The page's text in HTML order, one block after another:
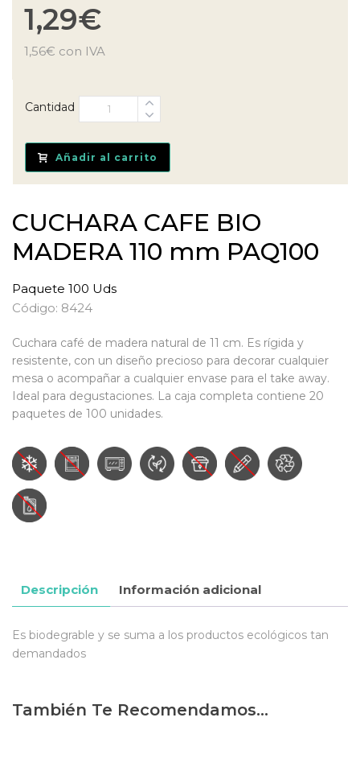
1,29€
1,56€ con IVA
Cantidad
Añadir al carrito
CUCHARA CAFE BIO
MADERA 110 mm PAQ100
Paquete 100 Uds
Código: 8424
Cuchara café de madera natural de 11 cm. Es rígida y
resistente, con un diseño precioso para decorar cualquier
mesa o acompañar a cualquier envase para el take away.
Ideal para degustaciones. La caja completa contiene 20
paquetes de 100 unidades.
Descripción Información adicional
Es biodegrable y se suma a los productos ecológicos tan
demandados
También Te Recomendamos…